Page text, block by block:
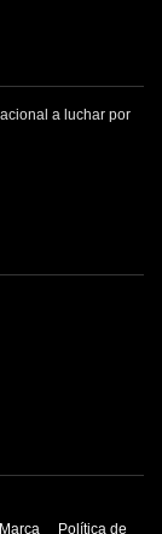
a luchar por
Política de